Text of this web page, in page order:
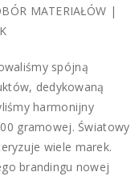
MATERIAŁÓW |
spójną
dedykowaną
harmonijny
gramowej. Światowy
wiele marek.
brandingu nowej